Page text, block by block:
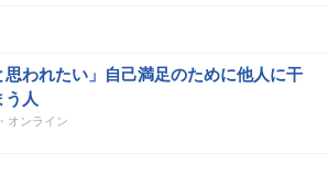
思われたい」自己満足のために他人に干
う人
オンライン